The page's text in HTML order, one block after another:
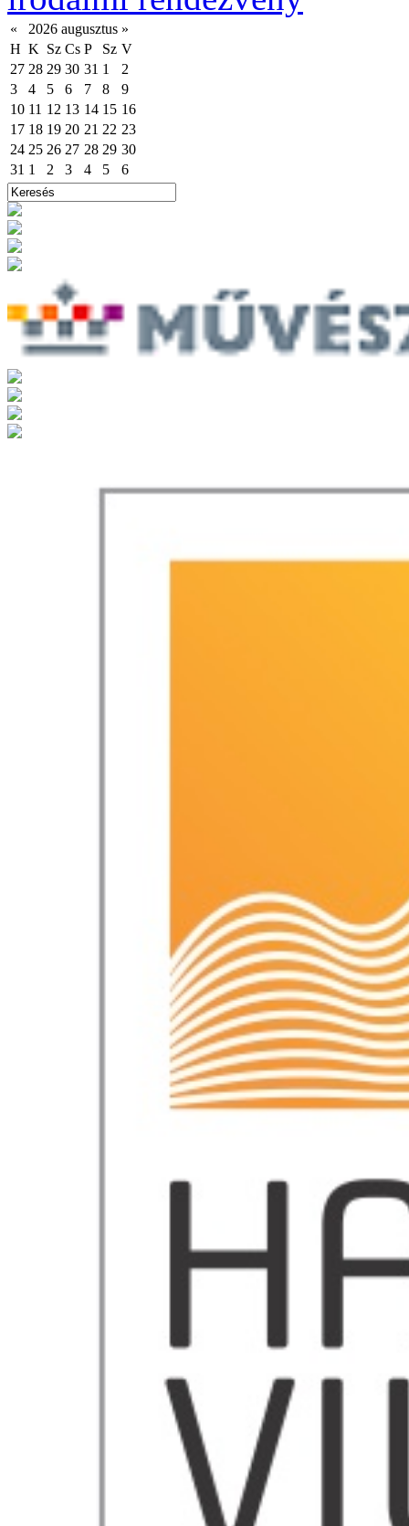
« 2026 augusztus »
H K Sz Cs P Sz V
27 28 29 30 31 1
2
3
4 5 6 7 8
9
10 11 12 13 14 15 16
17 18 19 20 21 22 23
24 25 26 27 28 29 30
31 1 2 3 4 5 6